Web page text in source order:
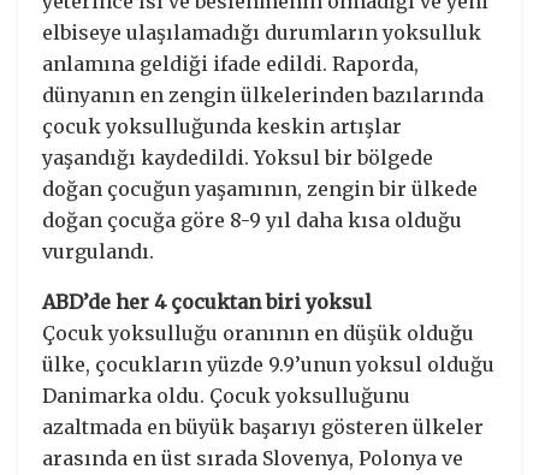
elbiseye ulaşılamadığı durumların yoksulluk
anlamına geldiği ifade edildi. Raporda,
dünyanın en zengin ülkelerinden bazılarında
çocuk yoksulluğunda keskin artışlar
yaşandığı kaydedildi. Yoksul bir bölgede
doğan çocuğun yaşamının, zengin bir ülkede
doğan çocuğa göre 8-9 yıl daha kısa olduğu
vurgulandı.
ABD’de her 4 çocuktan biri yoksul
Çocuk yoksulluğu oranının en düşük olduğu
ülke, çocukların yüzde 9.9’unun yoksul olduğu
Danimarka oldu. Çocuk yoksulluğunu
azaltmada en büyük başarıyı gösteren ülkeler
arasında en üst sırada Slovenya, Polonya ve